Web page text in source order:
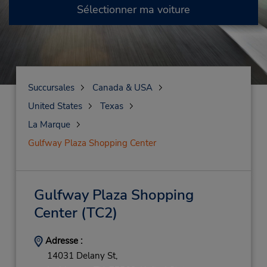
Sélectionner ma voiture
Succursales
Canada & USA
United States
Texas
La Marque
Gulfway Plaza Shopping Center
Gulfway Plaza Shopping
Center(TC2)
Adresse :
14031 Delany St,